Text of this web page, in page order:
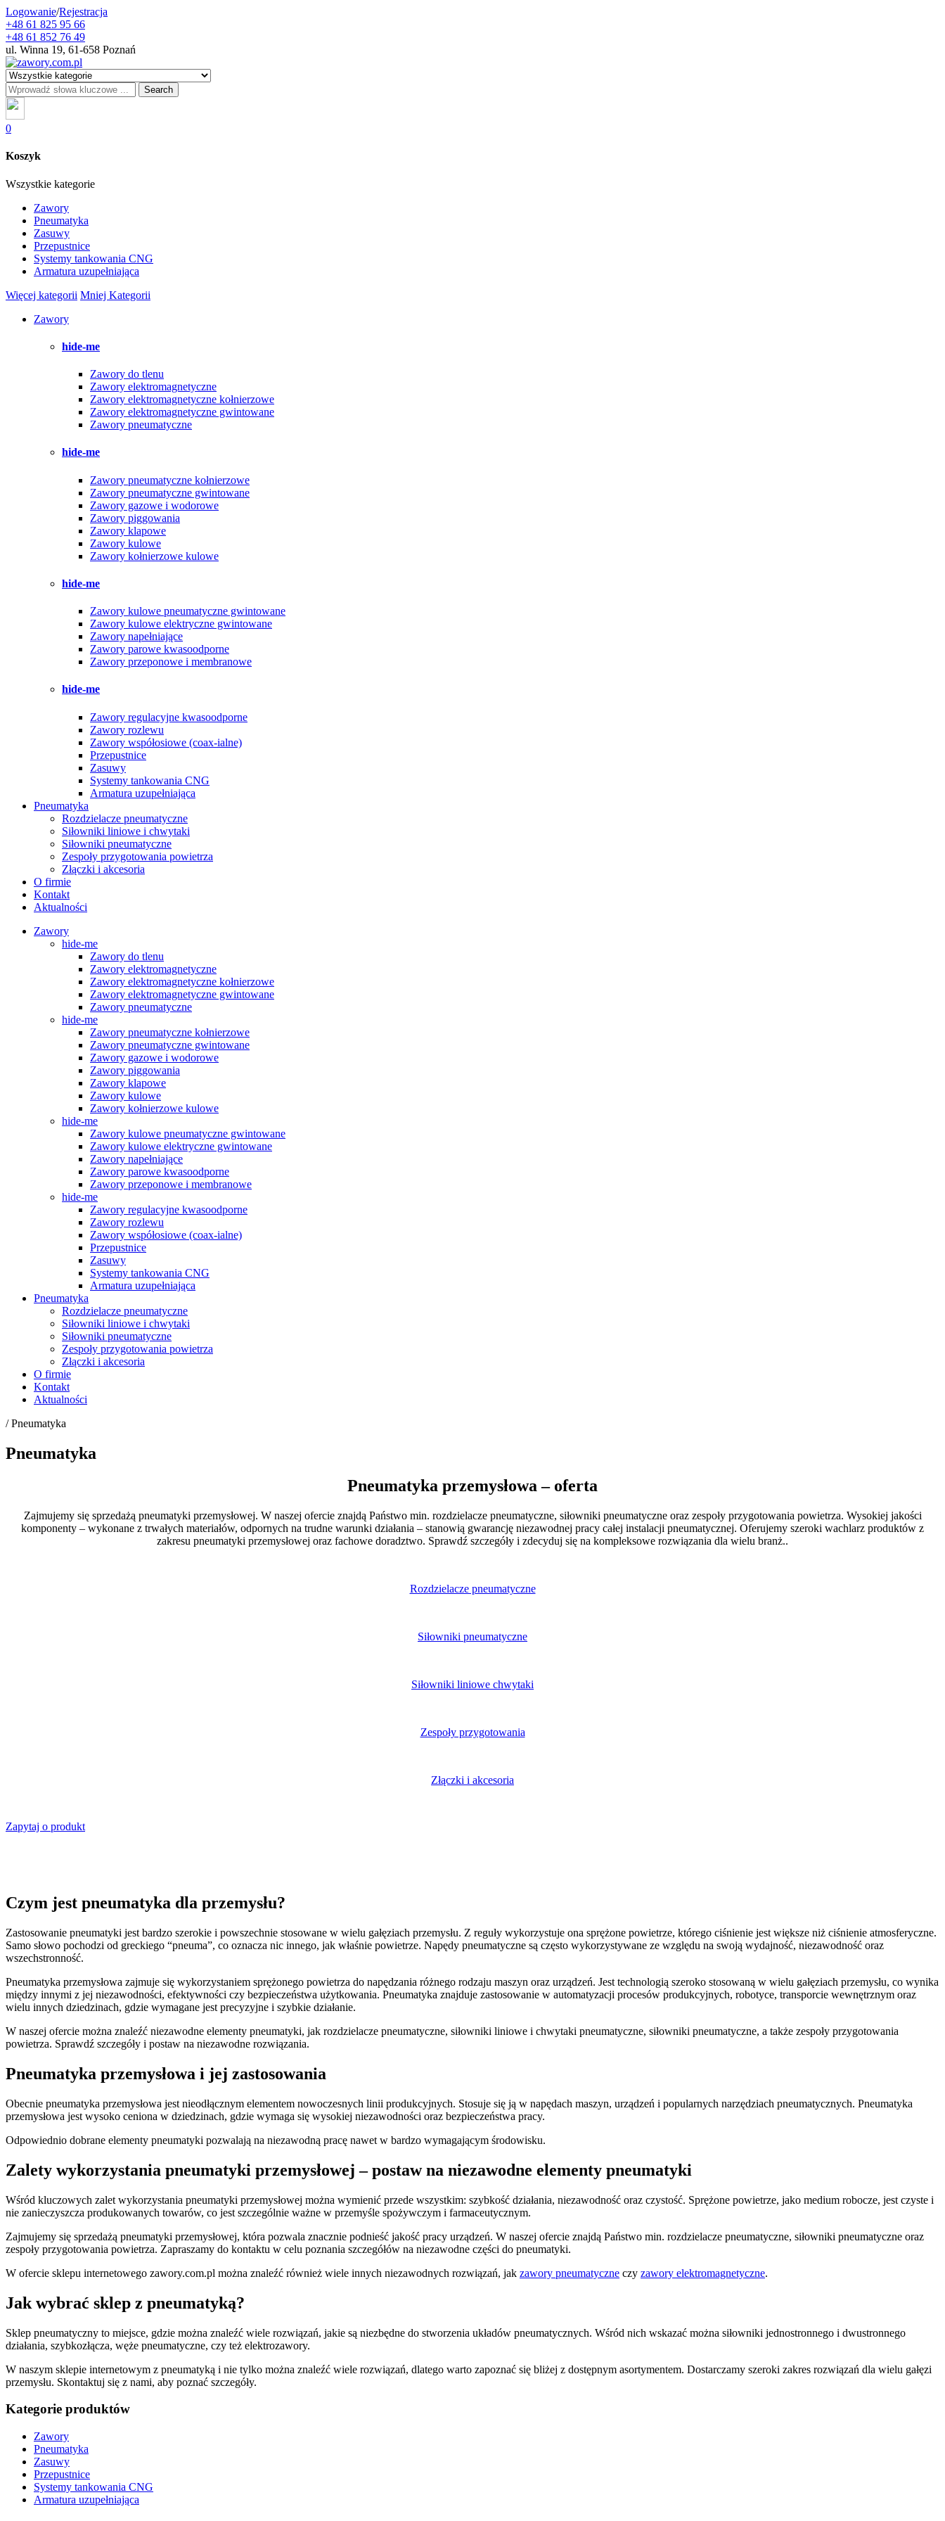
Logowanie/Rejestracja
+48 61 825 95 66
+48 61 852 76 49
ul. Winna 19, 61-658 Poznań
Search
0
Koszyk
Wszystkie kategorie
Zawory
Pneumatyka
Zasuwy
Przepustnice
Systemy tankowania CNG
Armatura uzupełniająca
Więcej kategorii Mniej Kategorii
Zawory
hide-me
Zawory do tlenu
Zawory elektromagnetyczne
Zawory elektromagnetyczne kołnierzowe
Zawory elektromagnetyczne gwintowane
Zawory pneumatyczne
hide-me
Zawory pneumatyczne kołnierzowe
Zawory pneumatyczne gwintowane
Zawory gazowe i wodorowe
Zawory piggowania
Zawory klapowe
Zawory kulowe
Zawory kołnierzowe kulowe
hide-me
Zawory kulowe pneumatyczne gwintowane
Zawory kulowe elektryczne gwintowane
Zawory napełniające
Zawory parowe kwasoodporne
Zawory przeponowe i membranowe
hide-me
Zawory regulacyjne kwasoodporne
Zawory rozlewu
Zawory współosiowe (coax-ialne)
Przepustnice
Zasuwy
Systemy tankowania CNG
Armatura uzupełniająca
Pneumatyka
Rozdzielacze pneumatyczne
Siłowniki liniowe i chwytaki
Siłowniki pneumatyczne
Zespoły przygotowania powietrza
Złączki i akcesoria
O firmie
Kontakt
Aktualności
Zawory
hide-me
Zawory do tlenu
Zawory elektromagnetyczne
Zawory elektromagnetyczne kołnierzowe
Zawory elektromagnetyczne gwintowane
Zawory pneumatyczne
hide-me
Zawory pneumatyczne kołnierzowe
Zawory pneumatyczne gwintowane
Zawory gazowe i wodorowe
Zawory piggowania
Zawory klapowe
Zawory kulowe
Zawory kołnierzowe kulowe
hide-me
Zawory kulowe pneumatyczne gwintowane
Zawory kulowe elektryczne gwintowane
Zawory napełniające
Zawory parowe kwasoodporne
Zawory przeponowe i membranowe
hide-me
Zawory regulacyjne kwasoodporne
Zawory rozlewu
Zawory współosiowe (coax-ialne)
Przepustnice
Zasuwy
Systemy tankowania CNG
Armatura uzupełniająca
Pneumatyka
Rozdzielacze pneumatyczne
Siłowniki liniowe i chwytaki
Siłowniki pneumatyczne
Zespoły przygotowania powietrza
Złączki i akcesoria
O firmie
Kontakt
Aktualności
/Pneumatyka
Pneumatyka
Pneumatyka przemysłowa – oferta
Zajmujemy się sprzedażą pneumatyki przemysłowej. W naszej ofercie znajdą Państwo min. rozdzielacze pneumatyczne, siłowniki pneumatyczne oraz zespoły przygotowania powietrza. Wysokiej jakości
komponenty – wykonane z trwałych materiałów, odpornych na trudne warunki działania – stanowią gwarancję niezawodnej pracy całej instalacji pneumatycznej. Oferujemy szeroki wachlarz produktów z
zakresu pneumatyki przemysłowej oraz fachowe doradztwo. Sprawdź szczegóły i zdecyduj się na kompleksowe rozwiązania dla wielu branż..
Rozdzielacze pneumatyczne
Siłowniki pneumatyczne
Siłowniki liniowe chwytaki
Zespoły przygotowania
Złączki i akcesoria
Zapytaj o produkt
Czym jest pneumatyka dla przemysłu?
Zastosowanie pneumatyki jest bardzo szerokie i powszechnie stosowane w wielu gałęziach przemysłu. Z reguły wykorzystuje ona sprężone powietrze, którego ciśnienie jest większe niż ciśnienie atmosferyczne.
Samo słowo pochodzi od greckiego “pneuma”, co oznacza nic innego, jak właśnie powietrze. Napędy pneumatyczne są często wykorzystywane ze względu na swoją wydajność, niezawodność oraz
wszechstronność.
Pneumatyka przemysłowa zajmuje się wykorzystaniem sprężonego powietrza do napędzania różnego rodzaju maszyn oraz urządzeń. Jest technologią szeroko stosowaną w wielu gałęziach przemysłu, co wynika
między innymi z jej niezawodności, efektywności czy bezpieczeństwa użytkowania. Pneumatyka znajduje zastosowanie w automatyzacji procesów produkcyjnych, robotyce, transporcie wewnętrznym oraz
wielu innych dziedzinach, gdzie wymagane jest precyzyjne i szybkie działanie.
W naszej ofercie można znaleźć niezawodne elementy pneumatyki, jak rozdzielacze pneumatyczne, siłowniki liniowe i chwytaki pneumatyczne, siłowniki pneumatyczne, a także zespoły przygotowania
powietrza. Sprawdź szczegóły i postaw na niezawodne rozwiązania.
Pneumatyka przemysłowa i jej zastosowania
Obecnie pneumatyka przemysłowa jest nieodłącznym elementem nowoczesnych linii produkcyjnych. Stosuje się ją w napędach maszyn, urządzeń i popularnych narzędziach pneumatycznych. Pneumatyka
przemysłowa jest wysoko ceniona w dziedzinach, gdzie wymaga się wysokiej niezawodności oraz bezpieczeństwa pracy.
Odpowiednio dobrane elementy pneumatyki pozwalają na niezawodną pracę nawet w bardzo wymagającym środowisku.
Zalety wykorzystania pneumatyki przemysłowej – postaw na niezawodne elementy pneumatyki
Wśród kluczowych zalet wykorzystania pneumatyki przemysłowej można wymienić przede wszystkim: szybkość działania, niezawodność oraz czystość. Sprężone powietrze, jako medium robocze, jest czyste i
nie zanieczyszcza produkowanych towarów, co jest szczególnie ważne w przemyśle spożywczym i farmaceutycznym.
Zajmujemy się sprzedażą pneumatyki przemysłowej, która pozwala znacznie podnieść jakość pracy urządzeń. W naszej ofercie znajdą Państwo min. rozdzielacze pneumatyczne, siłowniki pneumatyczne oraz
zespoły przygotowania powietrza. Zapraszamy do kontaktu w celu poznania szczegółów na niezawodne części do pneumatyki.
W ofercie sklepu internetowego zawory.com.pl można znaleźć również wiele innych niezawodnych rozwiązań, jak zawory pneumatyczne czy zawory elektromagnetyczne.
Jak wybrać sklep z pneumatyką?
Sklep pneumatyczny to miejsce, gdzie można znaleźć wiele rozwiązań, jakie są niezbędne do stworzenia układów pneumatycznych. Wśród nich wskazać można siłowniki jednostronnego i dwustronnego
działania, szybkozłącza, węże pneumatyczne, czy też elektrozawory.
W naszym sklepie internetowym z pneumatyką i nie tylko można znaleźć wiele rozwiązań, dlatego warto zapoznać się bliżej z dostępnym asortymentem. Dostarczamy szeroki zakres rozwiązań dla wielu gałęzi
przemysłu. Skontaktuj się z nami, aby poznać szczegóły.
Kategorie produktów
Zawory
Pneumatyka
Zasuwy
Przepustnice
Systemy tankowania CNG
Armatura uzupełniająca